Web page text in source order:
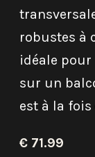
robustes à
idéale
sur un
est à la
€ 71.99